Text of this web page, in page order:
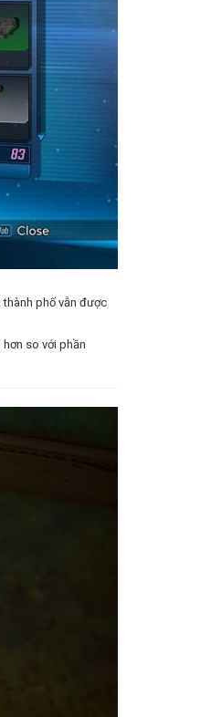
thành phố vẫn được
so với phần